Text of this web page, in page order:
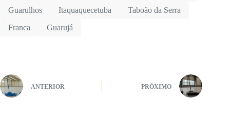
Guarulhos
Itaquaquecetuba
Taboão da Serra
Franca
Guarujá
ANTERIOR PRÓXIMO